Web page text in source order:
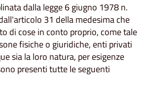
dalla legge 6 giugno 1978 n.
31 della medesima che
di cose in conto proprio, come tale
fisiche o giuridiche, enti privati
sia la loro natura, per esigenze
presenti tutte le seguenti